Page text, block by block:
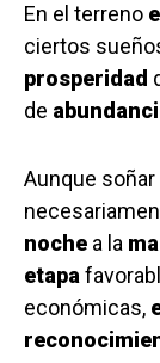
En el terreno
ciertos
prosperidad
de
Aunque soñar
noche a la
etapa
económicas,